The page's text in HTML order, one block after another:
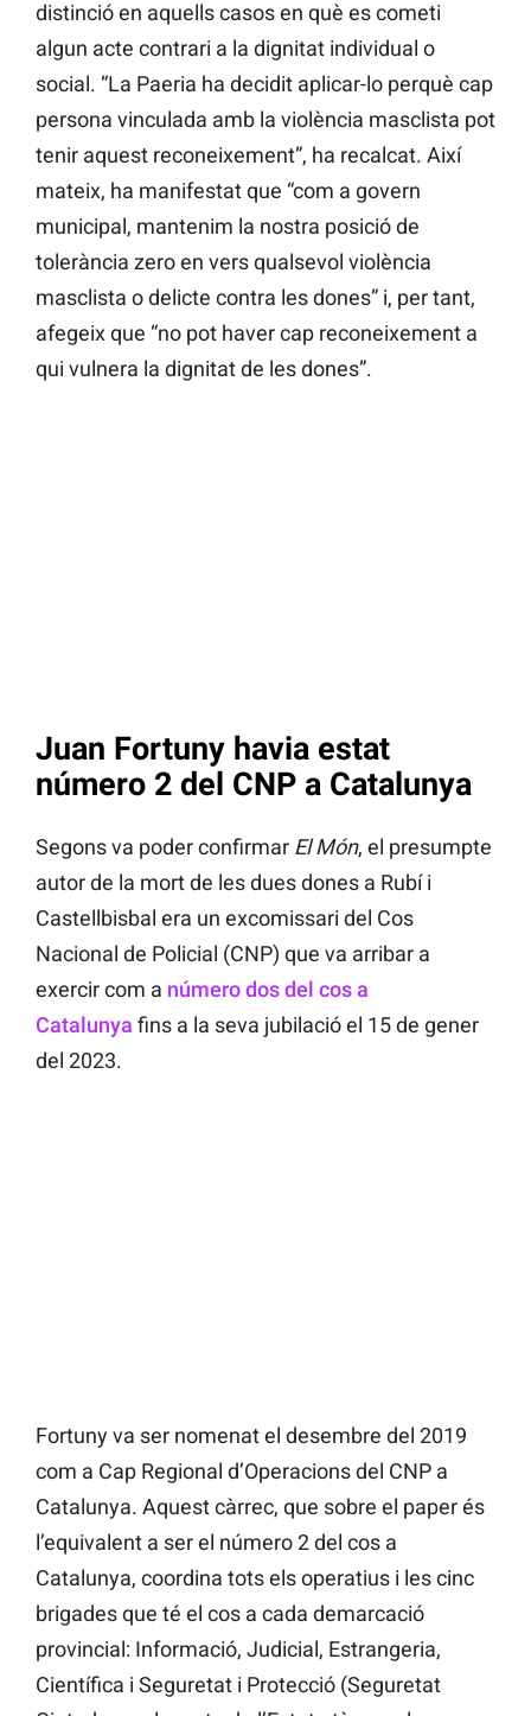
distinció en aquells casos en què es cometi
algun acte contrari a la dignitat individual o
social. “La Paeria ha decidit aplicar-lo perquè cap
persona vinculada amb la violència masclista pot
tenir aquest reconeixement”, ha recalcat. Així
mateix, ha manifestat que “com a govern
municipal, mantenim la nostra posició de
tolerància zero en vers qualsevol violència
masclista o delicte contra les dones” i, per tant,
afegeix que “no pot haver cap reconeixement a
qui vulnera la dignitat de les dones”.
Juan Fortuny havia estat
número 2 del CNP a Catalunya
Segons va poder confirmar El Món, el presumpte
autor de la mort de les dues dones a Rubí i
Castellbisbal era un excomissari del Cos
Nacional de Policial (CNP) que va arribar a
exercir com a número dos del cos a
Catalunya fins a la seva jubilació el 15 de gener
del 2023.
Fortuny va ser nomenat el desembre del 2019
com a Cap Regional d’Operacions del CNP a
Catalunya. Aquest càrrec, que sobre el paper és
l’equivalent a ser el número 2 del cos a
Catalunya, coordina tots els operatius i les cinc
brigades que té el cos a cada demarcació
provincial: Informació, Judicial, Estrangeria,
Científica i Seguretat i Protecció (Seguretat